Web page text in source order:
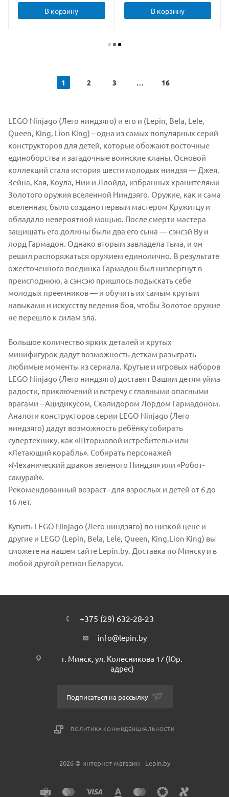
В корзину В корзину
1 2 3 16
LEGO Ninjago (Лего ниндзяго) и его и (Lepin, Bela, Lele,
Queen, King, Lion King) – одна из самых популярных серий
конструкторов для детей, которые обожают восточные
единоборства и загадочные воинские кланы. Основой
коллекций стала история шести молодых ниндзя — Джея,
Зейна, Кая, Коула, Нии и Ллойда, избранных хранителями
Золотого оружия вселенной Ниндзяго. Оружие, как и сама
вселенная, было создано первым мастером Кружитцу и
обладало невероятной мощью. После смерти мастера
защищать его должны были два его сына — сэнсэй Ву и
лорд Гармадон. Однако вторым завладела тьма, и он
решил распоряжаться оружием единолично. В результате
ожесточенного поединка Гармадон был низвергнут в
преисподнюю, а сэнсэю пришлось подыскать себе
молодых преемников — и обучить их самым крутым
навыками и искусству ведения боя, чтобы Золотое оружие
не перешло к силам зла.
Большое количество ярких деталей и крутых
минифигурок дадут возможность деткам разыграть
любимые моменты из сериала. Крутые и игровых наборов
LEGO Ninjago (Лего ниндзяго) доставят Вашим детям уйма
радости, приключений и встречу с главными опасными
врагами – Ацидикусом, Скалидором Лордом Гармадоном.
Аналоги конструкторов серии LEGO Ninjago (Лего
ниндзяго) дадут возможность ребёнку собирать
супертехнику, как «Штормовой истребитель» или
«Летающий корабль». Собирать персонажей
«Механический дракон зеленого Ниндзя» или «Робот-
самурай».
Рекомендованный возраст - для взрослых и детей от 6 до
16 лет.
Купить LEGO Ninjago (Лего ниндзяго) по низкой цене и
другие и LEGO (Lepin, Bela, Lele, Queen, King,Lion King) вы
сможете на нашем сайте Lepin.by. Доставка по Минску и в
любой другой регион Беларуси.
+375 (29) 632-28-23
info@lepin.by
г. Минск, ул. Колесникова 17 (Юр.
адрес)
Подписаться на рассылку
ПОЛИТИКА КОНФИДЕНЦИАЛЬНОСТИ
2026 © интернет-магазин - Lepin.by